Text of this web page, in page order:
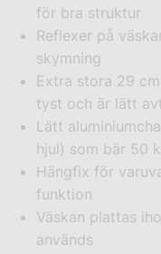
för bra struktur
Reflexer på
skymning
Extra stora 29
tyst och är lätt
Lätt
hjul) som bär 50
Hängfix för
funktion
Väskan plattas
används